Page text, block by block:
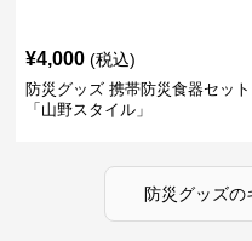
¥4,000 (税込)
防災グッズ 携帯防災食器セット
「山野スタイル」
防災グッズの